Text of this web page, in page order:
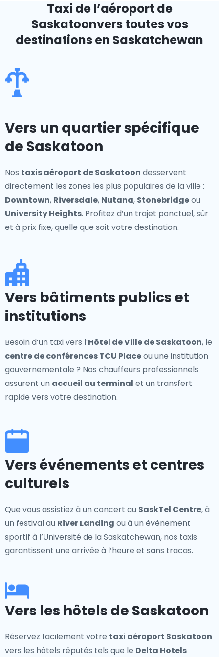
Taxi de l’aéroport de
Saskatoonvers toutes vos
destinations en Saskatchewan
Vers un quartier spécifique
de Saskatoon
Nos taxis aéroport de Saskatoon desservent
directement les zones les plus populaires de la ville :
Downtown, Riversdale, Nutana, Stonebridgeou
University Heights. Profitez d’un trajet ponctuel, sûr
et à prix fixe, quelle que soit votre destination.
Vers bâtiments publics et
institutions
Besoin d’un taxi vers l’Hôtel de Ville de Saskatoon, le
centre de conférences TCU Placeou une institution
gouvernementale ? Nos chauffeurs professionnels
assurent un accueil au terminal et un transfert
rapide vers votre destination.
Vers événements et centres
culturels
Que vous assistiez à un concert au SaskTel Centre, à
un festival au River Landing ou à un événement
sportif à l’Université de la Saskatchewan, nos taxis
garantissent une arrivée à l’heure et sans tracas.
Vers les hôtels de Saskatoon
Réservez facilement votre taxi aéroport Saskatoon
vers les hôtels réputés tels que le Delta Hotels